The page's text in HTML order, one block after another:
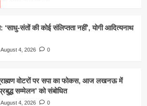
‘साधु-संतों की कोई संलिप्तता नहीं’, योगी आदित्यनाथ
August 4, 2026
0
वोटरों पर सपा का फोकस, आज लखनऊ में
सम्मेलन’ को संबोधित
August 4, 2026
0